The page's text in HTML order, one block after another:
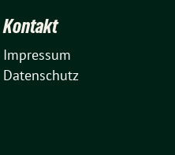
Kontakt
Impressum
Datenschutz